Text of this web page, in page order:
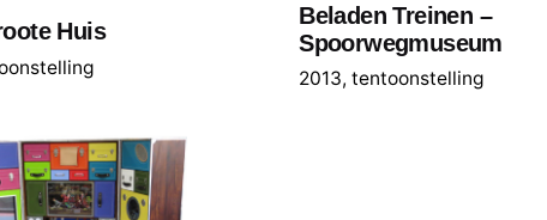
Huis
Beladen Treinen –
Spoorwegmuseum
2013 tentoonstelling